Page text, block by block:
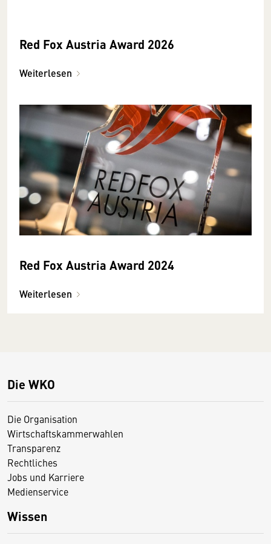
Red Fox Austria Award 2026
Weiterlesen
Red Fox Austria Award 2024
Weiterlesen
Die WKO
Die Organisation
Wirtschaftskammerwahlen
Transparenz
Rechtliches
Jobs und Karriere
Medienservice
Wissen